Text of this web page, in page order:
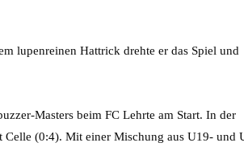
lupenreinen Hattrick drehte er das Spiel und
Masters beim FC Lehrte am Start. In der
Celle (0:4). Mit einer Mischung aus U19- und